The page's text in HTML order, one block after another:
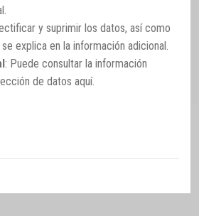
y suprimir los datos, así como
explica en la información adicional.
: Puede consultar la información
de datos aquí.